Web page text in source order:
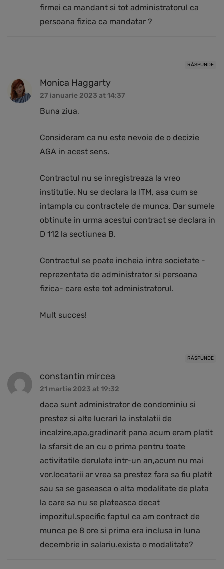
firmei ca mandant si tot administratorul ca
persoana fizica ca mandatar ?
RĂSPUNDE
Monica Haggarty
27 ianuarie 2023 at 14:37
Buna ziua,
Consideram ca nu este nevoie de o decizie
AGA in acest sens.
Contractul nu se inregistreaza la vreo
institutie. Nu se declara la ITM, asa cum se
intampla cu contractele de munca. Dar sumele
obtinute in urma acestui contract se declara in
D 112 la sectiunea B.
Contractul se poate incheia intre societate -
reprezentata de administrator si persoana
fizica- care este tot administratorul.
Mult succes!
RĂSPUNDE
constantin mircea
21 martie 2023 at 19:32
daca sunt administrator de condominiu si
prestez si alte lucrari la instalatii de
incalzire,apa,gradinarit pana acum eram platit
la sfarsit de an cu o prima pentru toate
activitatile derulate intr-un an,acum nu mai
vor.locatarii ar vrea sa prestez fara sa fiu platit
sau sa se gaseasca o alta modalitate de plata
la care sa nu se plateasca decat
impozitul.specific faptul ca am contract de
munca pe 8 ore si prima era inclusa in luna
decembrie in salariu.exista o modalitate?